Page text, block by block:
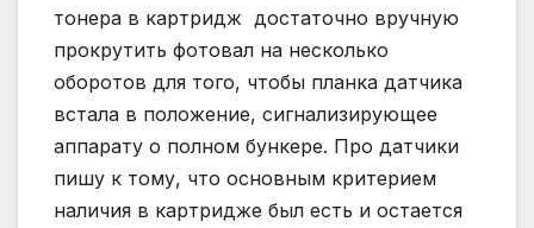
тонера в картридж достаточно вручную
прокрутить фотовал на несколько
оборотов для того, чтобы планка датчика
встала в положение, сигнализирующее
аппарату о полном бункере. Про датчики
пишу к тому, что основным критерием
наличия в картридже был есть и остается